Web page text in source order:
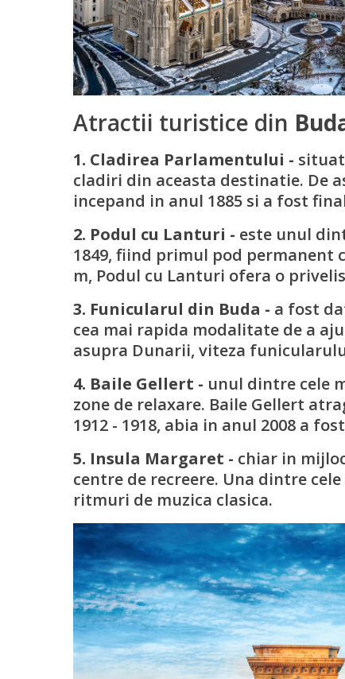
Atractii turistice din
1. Cladirea Parlamentului -
cladiri din aceasta destinatie. De
incepand in anul 1885 si a fost
2. Podul cu Lanturi - este unul
1849, fiind primul pod permanent
m, Podul cu Lanturi ofera o
3. Funicularul din Buda - a fost
cea mai rapida modalitate de a
asupra Dunarii, viteza
4. Baile Gellert - unul dintre cele
zone de relaxare. Baile Gellert
1912 - 1918, abia in anul 2008 a
5. Insula Margaret - chiar in
centre de recreere. Una dintre
ritmuri de muzica clasica.